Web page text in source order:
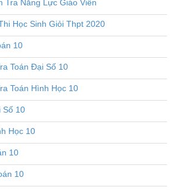
Tra Năng Lực Giáo Viên
Học Sinh Giỏi Thpt 2020
10
Toán Đại Số 10
Toán Hình Học 10
Số 10
Học 10
10
10